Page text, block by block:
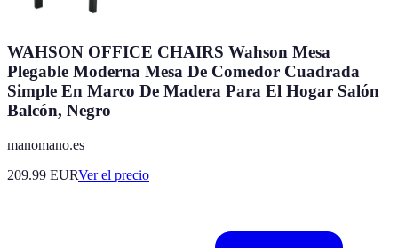
WAHSON OFFICE CHAIRS Wahson Mesa
Plegable Moderna Mesa De Comedor Cuadrada
Simple En Marco De Madera Para El Hogar Salón
Balcón, Negro
manomano.es
209.99 EURVer el precio